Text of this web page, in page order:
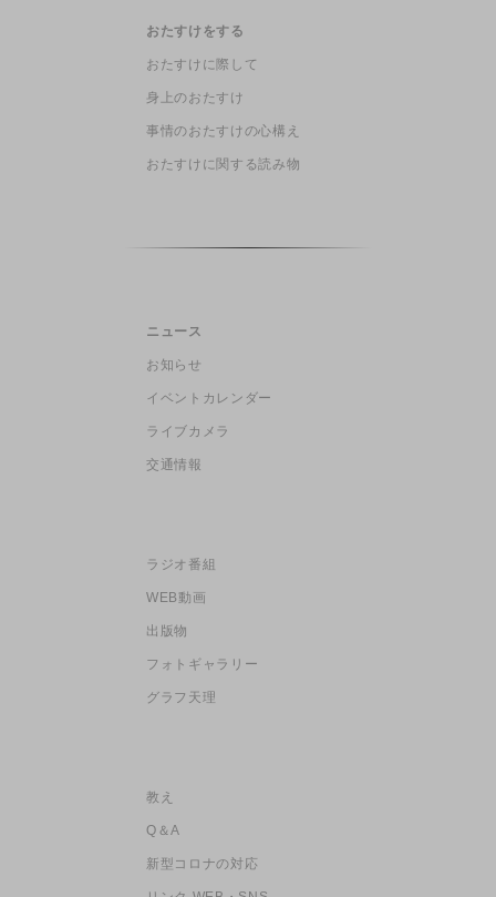
おたすけをする
おたすけに際して
身上のおたすけ
事情のおたすけの心構え
おたすけに関する読み物
ニュース
お知らせ
イベントカレンダー
ライブカメラ
交通情報
ラジオ番組
WEB動画
出版物
フォトギャラリー
グラフ天理
教え
Q＆A
新型コロナの対応